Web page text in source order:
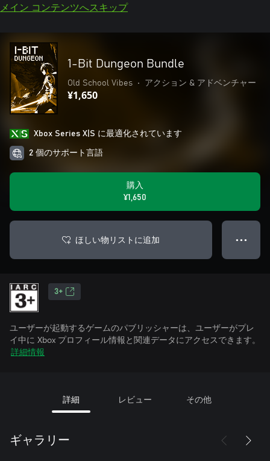
メイン コンテンツへスキップ
1-Bit Dungeon Bundle
Old School Vibes • アクション & アドベンチャー
¥1,650
Xbox Series X|S に最適化されています
2 個のサポート言語
購入
¥1,650
ほしい物リストに追加 ● ● ●
3+
ユーザーが起動するゲームのパブリッシャーは、ユーザーがプレ
イ中に Xbox プロフィール情報と関連データにアクセスできます。
詳細情報
詳細 レビュー その他
ギャラリー